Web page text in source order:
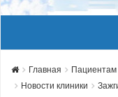
Главная
Новости клиники